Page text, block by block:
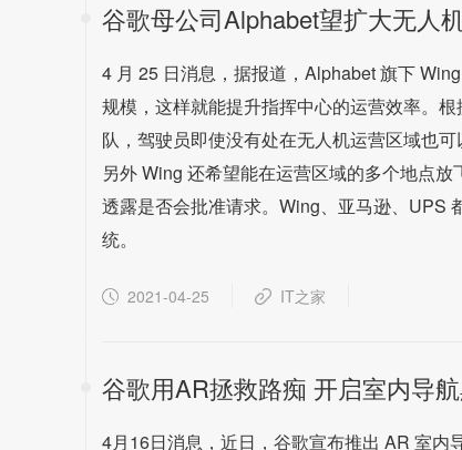
谷歌母公司Alphabet望扩大无人
4 月 25 日消息，据报道，Alphabet 旗下
规模，这样就能提升指挥中心的运营效率。
队，驾驶员即使没有处在无人机运营区域也可
另外 Wing 还希望能在运营区域的多个地点
透露是否会批准请求。Wing、亚马逊、UPS
统。
2021-04-25 IT之家
谷歌用AR拯救路痴 开启室内导
4月16日消息，近日，谷歌宣布推出 AR 室